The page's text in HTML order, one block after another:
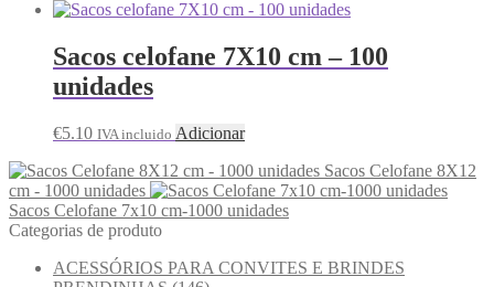
Sacos celofane 7X10 cm – 100
unidades
€5.10 IVA incluido Adicionar
Sacos Celofane 8X12
cm - 1000 unidades
Sacos Celofane 7x10 cm-1000 unidades
Categorias de produto
ACESSÓRIOS PARA CONVITES E BRINDES